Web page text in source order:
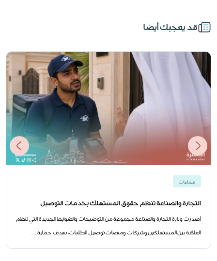
قد يعجبك أيضا
محليات
التجارة والصناعة تنظم حقوق المستهلك بخدمات التوصيل
أصدرت وزارة التجارة والصناعة مجموعة من التوضيحات والضوابط الجديدة التي تنظم
العلاقة بين المستهلكين وشركات ومنصات توصيل الطلبات، بهدف حماية......